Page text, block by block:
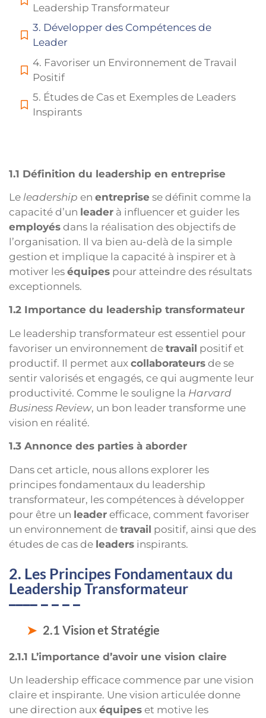
Leadership Transformateur
3. Développer des Compétences de
Leader
4. Favoriser un Environnement de Travail
Positif
5. Études de Cas et Exemples de Leaders
Inspirants
1.1 Définition du leadership en entreprise
Le leadership en entreprise se définit comme la
capacité d’un leader à influencer et guider les
employés dans la réalisation des objectifs de
l’organisation. Il va bien au-delà de la simple
gestion et implique la capacité à inspirer et à
motiver les équipes pour atteindre des résultats
exceptionnels.
1.2 Importance du leadership transformateur
Le leadership transformateur est essentiel pour
favoriser un environnement de travail positif et
productif. Il permet aux collaborateurs de se
sentir valorisés et engagés, ce qui augmente leur
productivité. Comme le souligne la Harvard
Business Review, un bon leader transforme une
vision en réalité.
1.3 Annonce des parties à aborder
Dans cet article, nous allons explorer les
principes fondamentaux du leadership
transformateur, les compétences à développer
pour être un leader efficace, comment favoriser
un environnement de travail positif, ainsi que des
études de cas de leaders inspirants.
2. Les Principes Fondamentaux du
Leadership Transformateur
2.1 Vision et Stratégie
2.1.1 L’importance d’avoir une vision claire
Un leadership efficace commence par une vision
claire et inspirante. Une vision articulée donne
une direction aux équipes et motive les